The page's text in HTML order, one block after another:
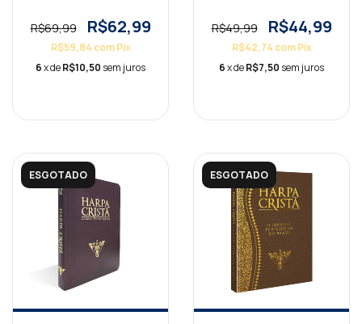
R$69,99 R$62,99
R$59,84 com Pix
6x deR$10,50 sem juros
R$49,99 R$44,99
R$42,74 com Pix
6x deR$7,50 sem juros
ESGOTADO ESGOTADO